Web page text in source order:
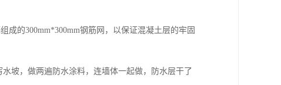
成的300mm*300mm钢筋网，以保证混凝土层的牢固
坡，做两遍防水涂料，连墙体一起做，防水层干了